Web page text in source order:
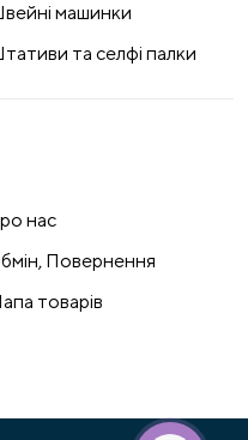
машинки
та селфі палки
нас
Повернення
товарів